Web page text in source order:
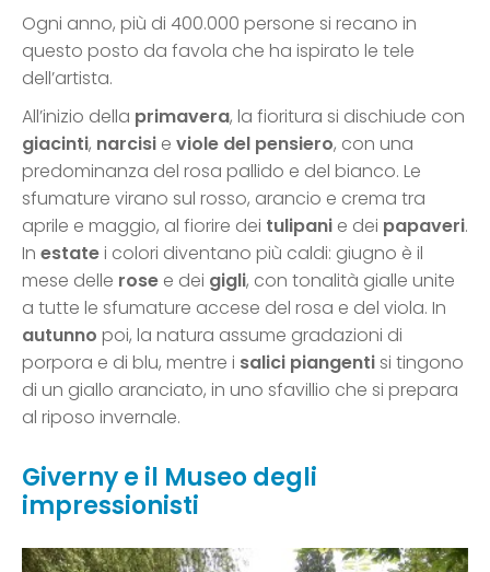
Ogni anno, più di 400.000 persone si recano in
questo posto da favola che ha ispirato le tele
dell’artista.
All’inizio della primavera, la fioritura si dischiude con
giacinti, narcisi e viole del pensiero, con una
predominanza del rosa pallido e del bianco. Le
sfumature virano sul rosso, arancio e crema tra
aprile e maggio, al fiorire dei tulipani e dei papaveri.
In estatei colori diventano più caldi: giugno è il
mese delle rose e dei gigli, con tonalità gialle unite
a tutte le sfumature accese del rosa e del viola. In
autunno poi, la natura assume gradazioni di
porpora e di blu, mentre i salici piangentisi tingono
di un giallo aranciato, in uno sfavillio che si prepara
al riposo invernale.
Giverny e il Museo degli
impressionisti